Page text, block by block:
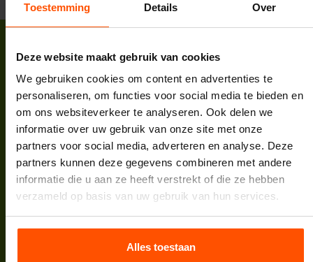
Toestemming Details Over
Deze website maakt gebruik van cookies
We gebruiken cookies om content en advertenties te
personaliseren, om functies voor social media te bieden en
om ons websiteverkeer te analyseren. Ook delen we
informatie over uw gebruik van onze site met onze
partners voor social media, adverteren en analyse. Deze
partners kunnen deze gegevens combineren met andere
informatie die u aan ze heeft verstrekt of die ze hebben
verzameld op basis van uw gebruik van hun services.
Alles toestaan
Vcompany B.V.
Korte Zuwe 2
3985 SM Werkhoven
Tel:088 398 5000
E-mail: info@vcompany.nl
KVK:62732498
BTW:NL854935447B01
Bank:NL64INGB0007974208